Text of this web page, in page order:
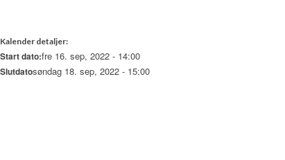
Kalender detaljer:
Start dato:fre 16. sep, 2022 - 14:00
Slutdatosøndag 18. sep, 2022 - 15:00